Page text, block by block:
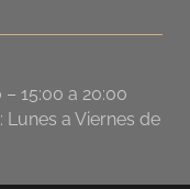
15:00 a 20:00
Lunes a Viernes de